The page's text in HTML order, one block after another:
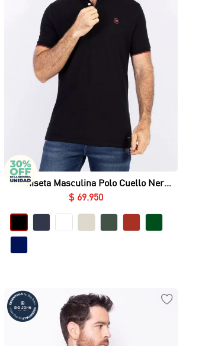
Vista rápida
Camiseta Masculina Polo Cuello Nerú
Essential en Piqué Lycrado
$ 69.950